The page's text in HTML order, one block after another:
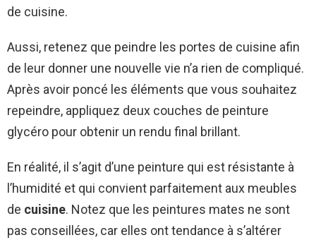
de cuisine.
Aussi, retenez que peindre les portes de cuisine afin
de leur donner une nouvelle vie n’a rien de compliqué.
Après avoir poncé les éléments que vous souhaitez
repeindre, appliquez deux couches de peinture
glycéro pour obtenir un rendu final brillant.
En réalité, il s’agit d’une peinture qui est résistante à
l’humidité et qui convient parfaitement aux meubles
de cuisine. Notez que les peintures mates ne sont
pas conseillées, car elles ont tendance à s’altérer